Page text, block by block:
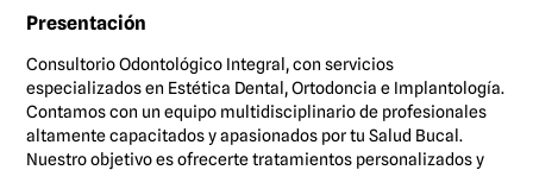
Presentación
Consultorio Odontológico Integral, con servicios
especializados en Estética Dental, Ortodoncia e Implantología.
Contamos con un equipo multidisciplinario de profesionales
altamente capacitados y apasionados por tu Salud Bucal.
Nuestro objetivo es ofrecerte tratamientos personalizados y